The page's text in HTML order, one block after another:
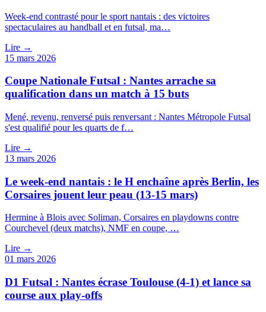
Week-end contrasté pour le sport nantais : des victoires
spectaculaires au handball et en futsal, ma…
Lire →
15 mars 2026
Coupe Nationale Futsal : Nantes arrache sa
qualification dans un match à 15 buts
Mené, revenu, renversé puis renversant : Nantes Métropole Futsal
s'est qualifié pour les quarts de f…
Lire →
13 mars 2026
Le week-end nantais : le H enchaîne après Berlin, les
Corsaires jouent leur peau (13-15 mars)
Hermine à Blois avec Soliman, Corsaires en playdowns contre
Courchevel (deux matchs), NMF en coupe, …
Lire →
01 mars 2026
D1 Futsal : Nantes écrase Toulouse (4-1) et lance sa
course aux play-offs